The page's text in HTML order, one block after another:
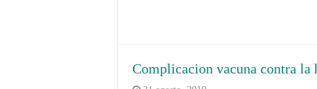
Complicacion vacuna contra